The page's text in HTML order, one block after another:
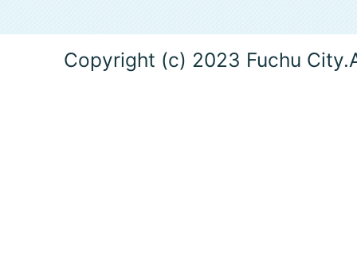
Copyright (c) 2023 Fuchu